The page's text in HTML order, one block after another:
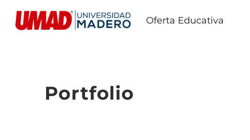
Oferta Educativa
Portfolio